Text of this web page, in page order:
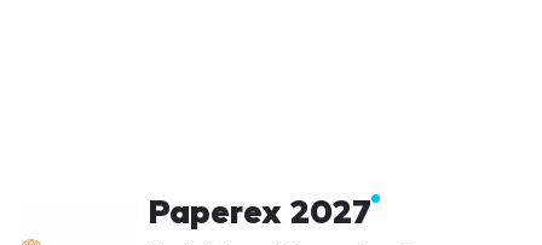
Paperex 2027